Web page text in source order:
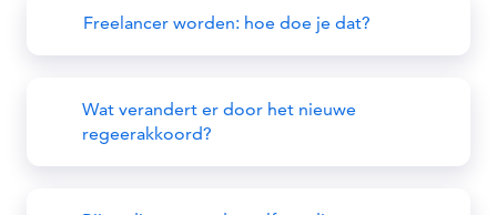
Freelancer worden: hoe doe je dat?
Wat verandert er door het nieuwe
regeerakkoord?